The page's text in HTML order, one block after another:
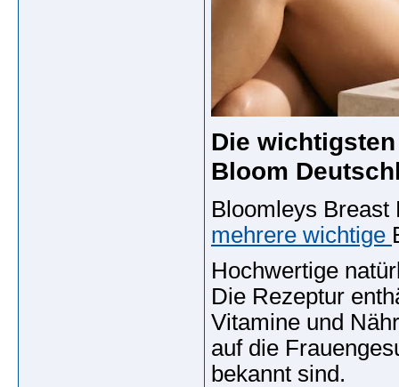
Die
Bloom
Bloomleys Breast
mehrere wichtige
Hochwertige
Die Rezeptur
Vitamine und
auf die
bekannt sind.